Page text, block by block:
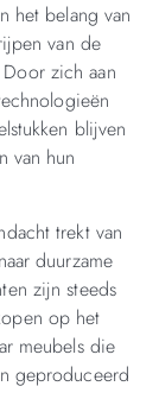
het belang van
van de
zich aan
blijven
van hun
trekt van
duurzame
zijn steeds
op het
meubels die
geproduceerd